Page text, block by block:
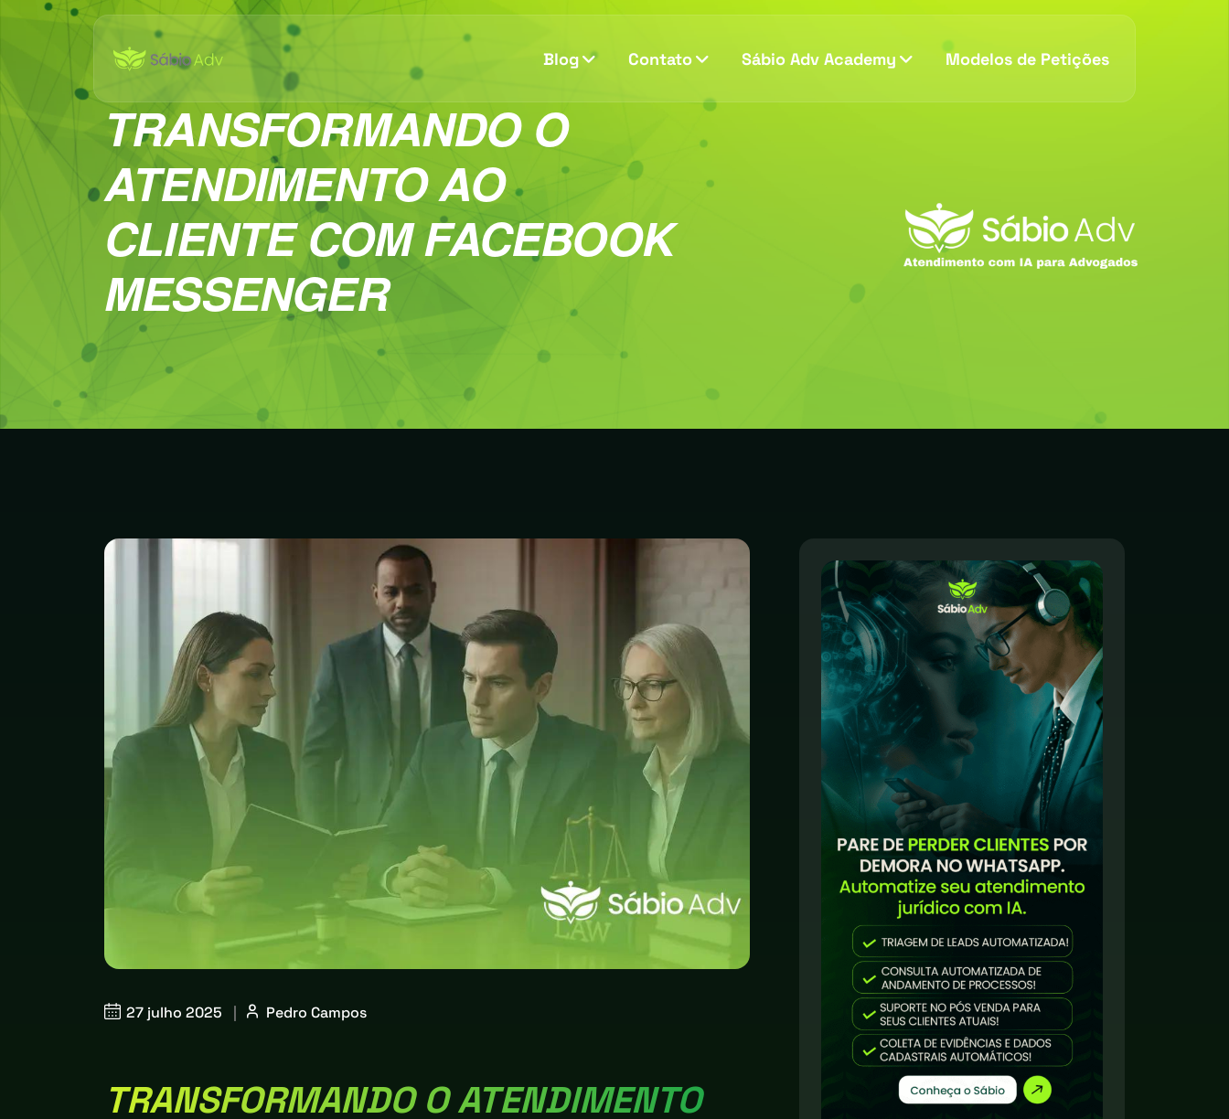
Blog Contato Sábio Adv Academy Modelos de Petições
TRANSFORMANDO O
ATENDIMENTO AO
CLIENTE COM FACEBOOK
MESSENGER
27 julho 2025 | Pedro Campos
TRANSFORMANDO O ATENDIMENTO